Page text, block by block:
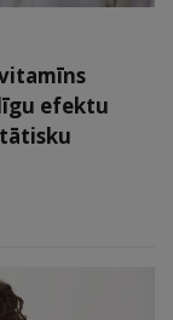
efektu